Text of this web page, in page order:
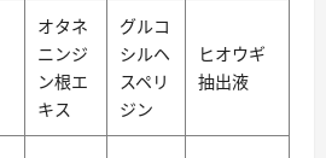
オタネ
ニンジ
ン根エ
キス
グルコ
シルヘ
スペリ
ジン
ヒオウギ
抽出液